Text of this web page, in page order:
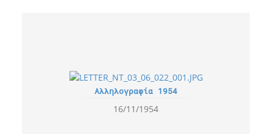
Αλληλογραφία 1954
16/11/1954